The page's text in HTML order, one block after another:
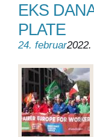
EKS
PLATE
24. februar